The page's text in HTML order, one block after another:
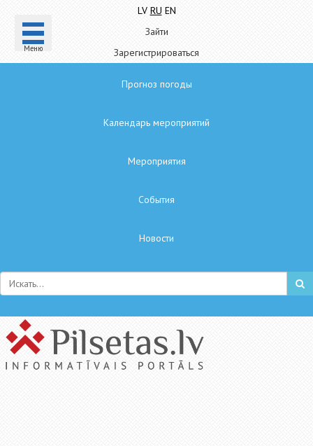
Mеню
LV RU EN
Зайти
Зарегистрироваться
Прогноз погоды
Календарь мероприятий
Мероприятия
Cобытия
Hовости